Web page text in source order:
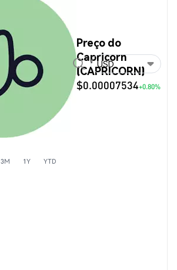
Preço do
Capricorn
(CAPRICORN)
$0.00007534+0.80%
USD
3M 1Y YTD